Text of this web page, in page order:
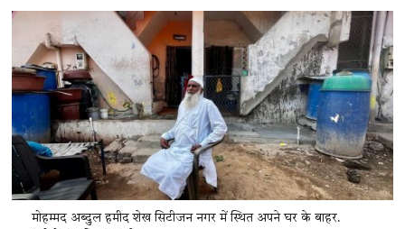
मोहम्मद अब्दुल हमीद शेख सिटीजन नगर में स्थित अपने घर के बाहर.